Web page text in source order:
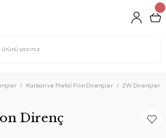
Karbon ve Metal Film Dirençler 2W Dirençler
Direnç